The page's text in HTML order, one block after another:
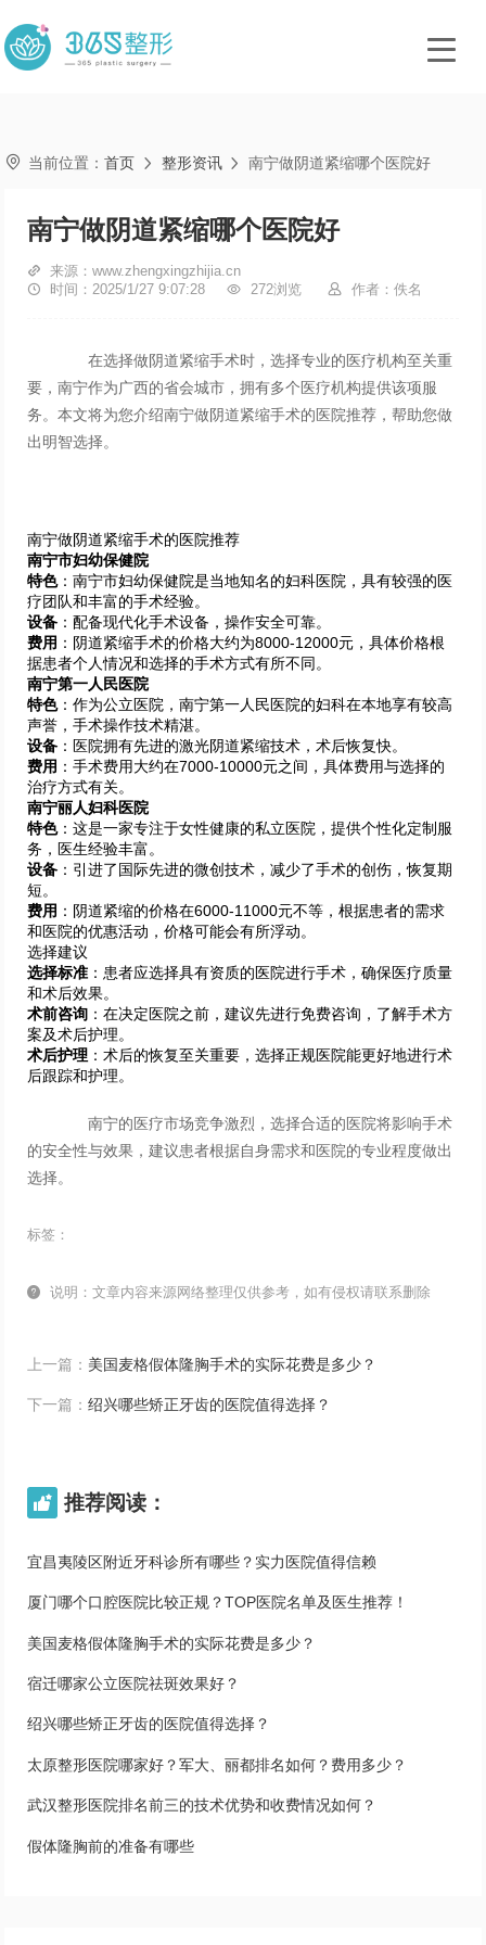
 当前位置：首页  整形资讯  南宁做阴道紧缩哪个医院好
南宁做阴道紧缩哪个医院好
 来源：www.zhengxingzhijia.cn
 时间：2025/1/27 9:07:28  272浏览  作者：佚名
在选择做阴道紧缩手术时，选择专业的医疗机构至关重
要，南宁作为广西的省会城市，拥有多个医疗机构提供该项服
务。本文将为您介绍南宁做阴道紧缩手术的医院推荐，帮助您做
出明智选择。
南宁做阴道紧缩手术的医院推荐
南宁市妇幼保健院
特色：南宁市妇幼保健院是当地知名的妇科医院，具有较强的医
疗团队和丰富的手术经验。
设备：配备现代化手术设备，操作安全可靠。
费用 ：阴道紧缩手术的价格大约为8000-12000元，具体价格根
据患者个人情况和选择的手术方式有所不同。
南宁第一人民医院
特色：作为公立医院，南宁第一人民医院的妇科在本地享有较高
声誉，手术操作技术精湛。
设备：医院拥有先进的激光阴道紧缩技术，术后恢复快。
费用 ：手术费用大约在7000-10000元之间，具体费用与选择的
治疗方式有关。
南宁丽人妇科医院
特色：这是一家专注于女性健康的私立医院，提供个性化定制服
务，医生经验丰富。
设备：引进了国际先进的微创技术，减少了手术的创伤，恢复期
短。
费用 ：阴道紧缩的价格在6000-11000元不等，根据患者的需求
和医院的优惠活动，价格可能会有所浮动。
选择建议
选择标准：患者应选择具有资质的医院进行手术，确保医疗质量
和术后效果。
术前咨询：在决定医院之前，建议先进行免费咨询，了解手术方
案及术后护理。
术后护理：术后的恢复至关重要，选择正规医院能更好地进行术
后跟踪和护理。
南宁的医疗市场竞争激烈，选择合适的医院将影响手术
的安全性与效果，建议患者根据自身需求和医院的专业程度做出
选择。
标签：
 说明：文章内容来源网络整理仅供参考，如有侵权请联系删除
上一篇： 美国麦格假体隆胸手术的实际花费是多少？
下一篇： 绍兴哪些矫正牙齿的医院值得选择？
 推荐阅读：
宜昌夷陵区附近牙科诊所有哪些？实力医院值得信赖
厦门哪个口腔医院比较正规？TOP医院名单及医生推荐！
美国麦格假体隆胸手术的实际花费是多少？
宿迁哪家公立医院祛斑效果好？
绍兴哪些矫正牙齿的医院值得选择？
太原整形医院哪家好？军大、丽都排名如何？费用多少？
武汉整形医院排名前三的技术优势和收费情况如何？
假体隆胸前的准备有哪些